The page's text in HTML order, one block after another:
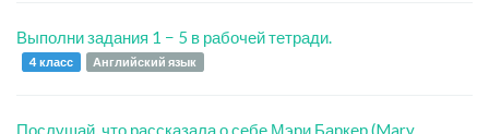
Выполни задания 1 − 5 в рабочей тетради.
4 класс Английский язык
Послушай, что рассказала о себе Мэри Баркер (Mary